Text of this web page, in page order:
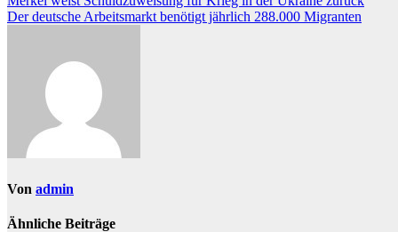
Der deutsche Arbeitsmarkt benötigt jährlich 288.000 Migranten
Von admin
Ähnliche Beiträge